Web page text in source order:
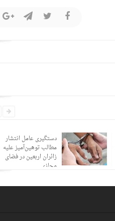
دستگیری عامل انتشار
مطالب توهین‌آمیز علیه
زائران اربعین در فضای
مجازی